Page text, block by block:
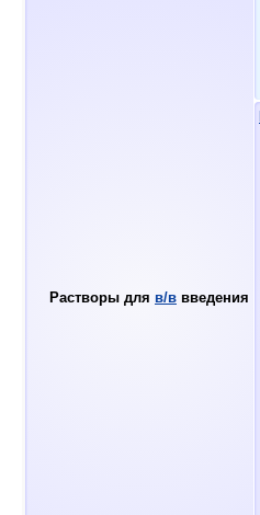
Растворы для в/в введения